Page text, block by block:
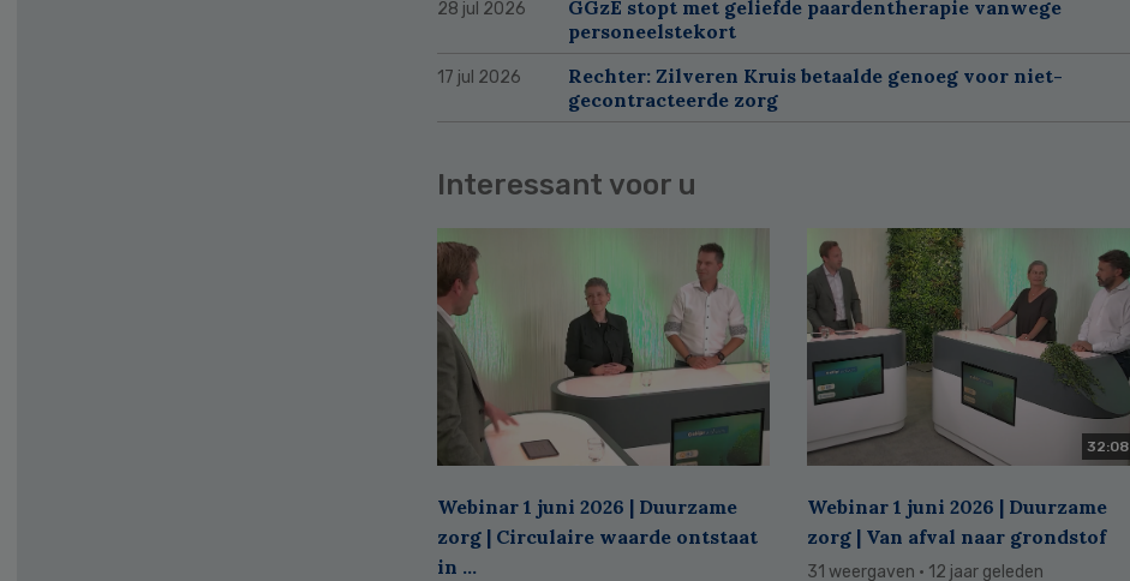
28 jul 2026
GGzE stopt met geliefde paardentherapie vanwege
personeelstekort
17 jul 2026
Rechter: Zilveren Kruis betaalde genoeg voor niet-
gecontracteerde zorg
Interessant voor u
Webinar 1 juni 2026 | Duurzame
zorg | Circulaire waarde ontstaat
in ...
32:08
Webinar 1 juni 2026 | Duurzame
zorg | Van afval naar grondstof
31 weergaven · 12 jaar geleden